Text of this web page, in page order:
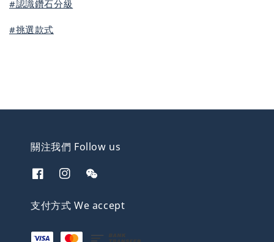
#認識鑽石分級
#挑選款式
關注我們 Follow us
支付方式 We accept